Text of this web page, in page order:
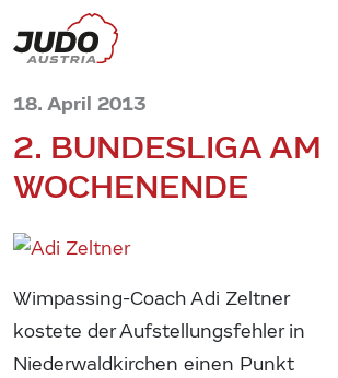
18. April 2013
2. BUNDESLIGA AM
WOCHENENDE
Wimpassing-Coach Adi Zeltner
kostete der Aufstellungsfehler in
Niederwaldkirchen einen Punkt